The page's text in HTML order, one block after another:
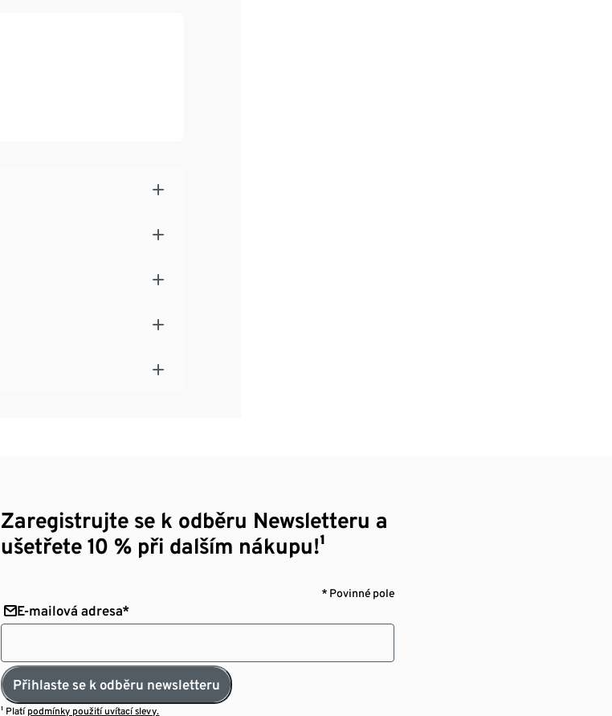
Zaregistrujte se k odběru Newsletteru a
ušetřete 10 % při dalším nákupu!¹
* Povinné pole
E-mailová adresa*
Přihlaste se k odběru newsletteru
¹ Platí podmínky použití uvítací slevy.